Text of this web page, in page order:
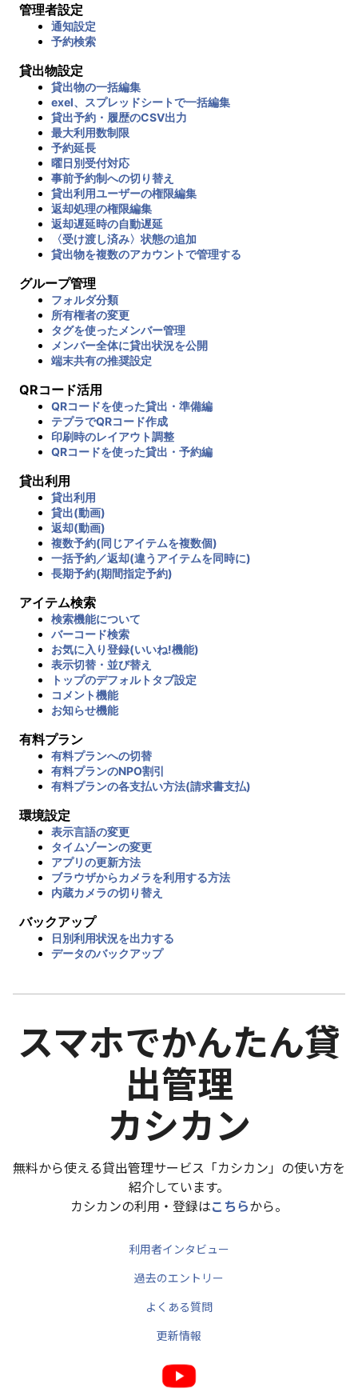
管理者設定
通知設定
予約検索
貸出物設定
貸出物の一括編集
exel、スプレッドシートで一括編集
貸出予約・履歴のCSV出力
最大利用数制限
予約延長
曜日別受付対応
事前予約制への切り替え
貸出利用ユーザーの権限編集
返却処理の権限編集
返却遅延時の自動遅延
〈受け渡し済み〉状態の追加
貸出物を複数のアカウントで管理する
グループ管理
フォルダ分類
所有権者の変更
タグを使ったメンバー管理
メンバー全体に貸出状況を公開
端末共有の推奨設定
QRコード活用
QRコードを使った貸出・準備編
テプラでQRコード作成
印刷時のレイアウト調整
QRコードを使った貸出・予約編
貸出利用
貸出利用
貸出(動画)
返却(動画)
複数予約(同じアイテムを複数個)
一括予約／返却(違うアイテムを同時に)
長期予約(期間指定予約)
アイテム検索
検索機能について
バーコード検索
お気に入り登録(いいね!機能)
表示切替・並び替え
トップのデフォルトタブ設定
コメント機能
お知らせ機能
有料プラン
有料プランへの切替
有料プランのNPO割引
有料プランの各支払い方法(請求書支払)
環境設定
表示言語の変更
タイムゾーンの変更
アプリの更新方法
ブラウザからカメラを利用する方法
内蔵カメラの切り替え
バックアップ
日別利用状況を出力する
データのバックアップ
スマホでかんたん貸
出管理
カシカン
無料から使える貸出管理サービス「カシカン」の使い方を
紹介しています。
カシカンの利用・登録はこちらから。
利用者インタビュー
過去のエントリー
よくある質問
更新情報